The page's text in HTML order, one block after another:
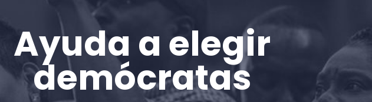
Donar
Ayuda a elegir
demócratas